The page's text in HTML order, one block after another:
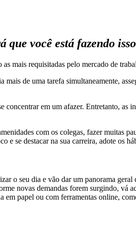
você está fazendo
mais requisitadas pelo mercado de
de uma tarefa simultaneamente,
concentrar em um afazer. Entretanto,
com os colegas, fazer muitas
se destacar na sua carreira, adote os
o seu dia e vão dar um panorama
novas demandas forem surgindo, vá
papel ou com ferramentas online,